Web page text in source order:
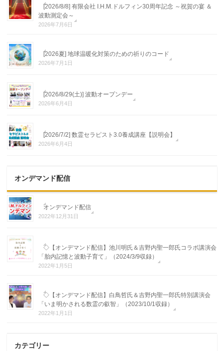
[2026/8/8] 有限会社 I.H.M.ドルフィン30周年記念 ～祝賀の宴 ＆
波動測定会～
2026年7月6日
[2026夏] 地球温暖化対策のための祈りのコード
2026年7月1日
[2026/8/29(土)] 波動オープンデー
2026年6月4日
[2026/7/2] 数霊セラピスト3.0養成講座【説明会】
2026年6月4日
オンデマンド配信
オンデマンド配信
2022年12月31日
◇【オンデマンド配信】池川明氏＆吉野内聖一郎氏コラボ講演会
「胎内記憶と波動子育て」（2024/3/9収録）
2022年1月5日
◇【オンデマンド配信】白鳥哲氏＆吉野内聖一郎氏特別講演会
「いま明かされる数霊の叡智」（2023/10/1収録）
2022年1月1日
カテゴリー